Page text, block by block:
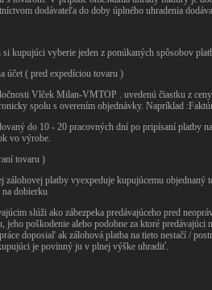
dodávateľa do doby úplného uhradenia
kupujúci vyberie jeden z ponúkaných spôsobov
účet ( pred expedíciou tovaru )
Vlček Milan-VMTOP . uvedenú čiastku z
spolu s overením objednávky. Napríklad
do 10 - 20 pracovných dní po pripísaní platby
vo výrobe.
tovaru )
zálohovej platby vyexpeduje kupujúcemu
dobierku
slúži ako zábezpeka predávajúceho pred
jeho poškodenie alebo podobne za ktoré
doposiaľ ak zálohová platba na tieto nestačí /
je povinný ju v plnej výške uhradiť.